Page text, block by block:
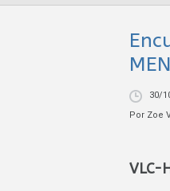
30/
Por Zoe
VLC-